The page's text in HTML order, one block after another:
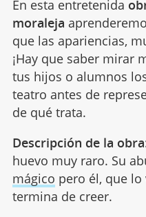
En esta entretenida
moraleja
que las apariencias,
¡Hay que saber mirar
tus hijos o alumnos
teatro antes de
de qué trata.
Descripción de la obra
huevo muy raro. Su
mágico pero él, que lo
termina de creer.